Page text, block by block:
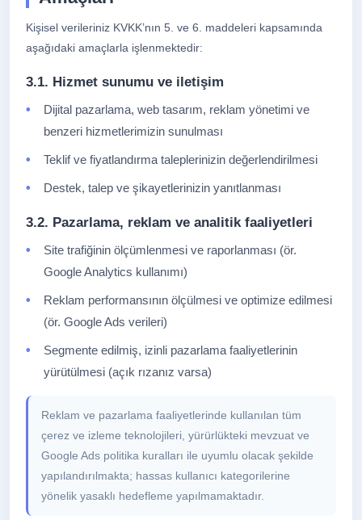
Kişisel verileriniz KVKK’nın 5. ve 6. maddeleri kapsamında
aşağıdaki amaçlarla işlenmektedir:
3.1. Hizmet sunumu ve iletişim
Dijital pazarlama, web tasarım, reklam yönetimi ve
benzeri hizmetlerimizin sunulması
Teklif ve fiyatlandırma taleplerinizin değerlendirilmesi
Destek, talep ve şikayetlerinizin yanıtlanması
3.2. Pazarlama, reklam ve analitik faaliyetleri
Site trafiğinin ölçümlenmesi ve raporlanması (ör.
Google Analytics kullanımı)
Reklam performansının ölçülmesi ve optimize edilmesi
(ör. Google Ads verileri)
Segmente edilmiş, izinli pazarlama faaliyetlerinin
yürütülmesi (açık rızanız varsa)
Reklam ve pazarlama faaliyetlerinde kullanılan tüm
çerez ve izleme teknolojileri, yürürlükteki mevzuat ve
Google Ads politika kuralları ile uyumlu olacak şekilde
yapılandırılmakta; hassas kullanıcı kategorilerine
yönelik yasaklı hedefleme yapılmamaktadır.